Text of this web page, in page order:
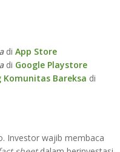
di App Store​
di Google Playstore
Komunitas Bareksa di
Investor wajib membaca